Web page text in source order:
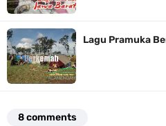
Lagu Pramuka
8 comments